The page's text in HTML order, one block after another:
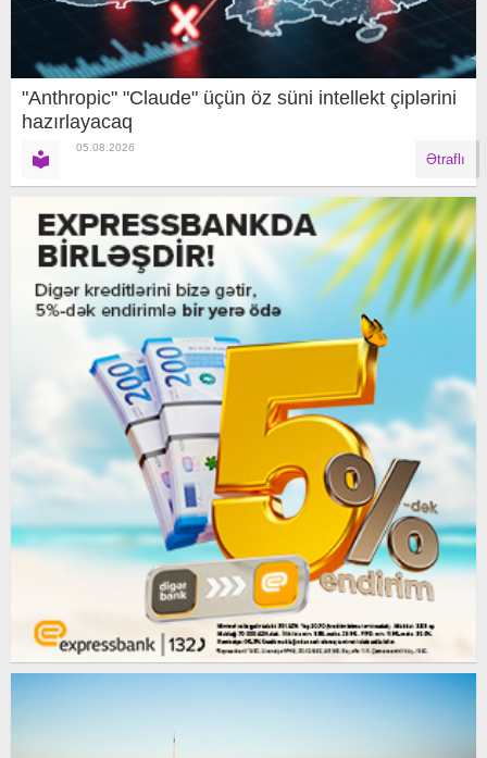
"Anthropic" "Claude" üçün öz süni intellekt çiplərini
hazırlayacaq
05.08.2026
Ətraflı